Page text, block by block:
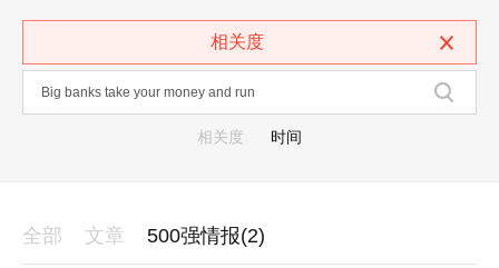
中国最具影响力商界女性
相关度
相关度 时间
全部 文章 500强情报(2)